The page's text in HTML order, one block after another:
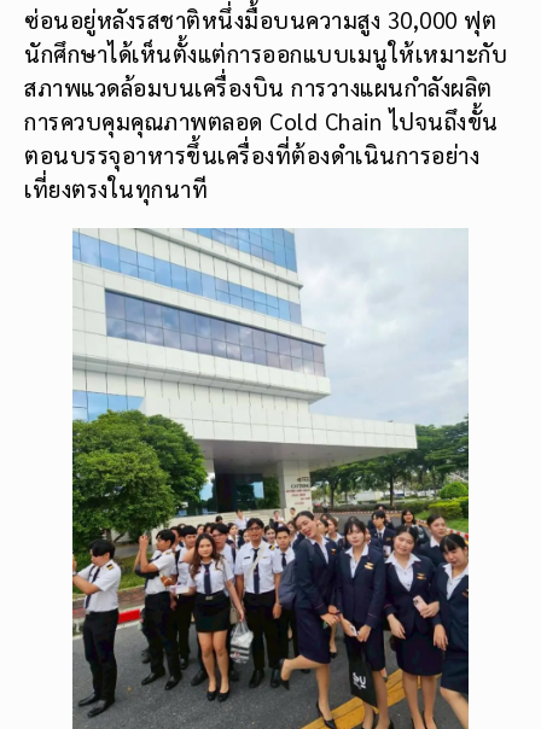
ซ่อนอยู่หลังรสชาติหนึ่งมื้อบนความสูง 30,000 ฟุต
นักศึกษาได้เห็นตั้งแต่การออกแบบเมนูให้เหมาะกับ
สภาพแวดล้อมบนเครื่องบิน การวางแผนกำลังผลิต
การควบคุมคุณภาพตลอด Cold Chain ไปจนถึงขั้น
ตอนบรรจุอาหารขึ้นเครื่องที่ต้องดำเนินการอย่าง
เที่ยงตรงในทุกนาที